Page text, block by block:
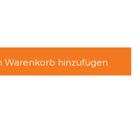
Warenkorb hinzufügen